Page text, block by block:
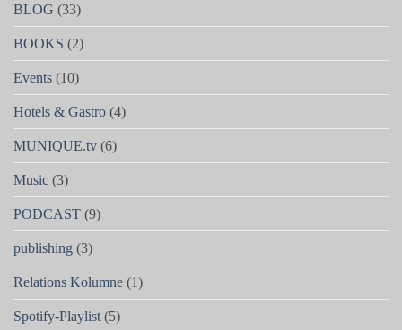
BLOG (33)
BOOKS (2)
Events (10)
Hotels & Gastro (4)
MUNIQUE.tv (6)
Music (3)
PODCAST (9)
publishing (3)
Relations Kolumne (1)
Spotify-Playlist (5)